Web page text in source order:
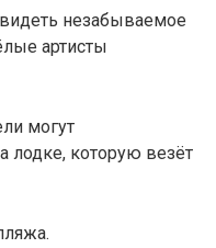
незабываемое
артисты
могут
лодке, которую везёт